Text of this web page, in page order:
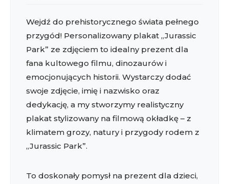
Wejdź do prehistorycznego świata pełnego
przygód! Personalizowany plakat „Jurassic
Park” ze zdjęciem to idealny prezent dla
fana kultowego filmu, dinozaurów i
emocjonujących historii. Wystarczy dodać
swoje zdjęcie, imię i nazwisko oraz
dedykację, a my stworzymy realistyczny
plakat stylizowany na filmową okładkę – z
klimatem grozy, natury i przygody rodem z
„Jurassic Park”.
To doskonały pomysł na prezent dla dzieci,